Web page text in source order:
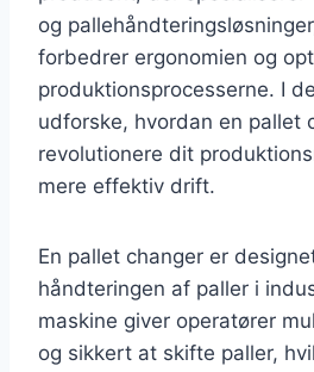
og
forbedrer ergonomien og
produktionsprocesserne. I
udforske, hvordan en pallet
revolutionere dit
mere effektiv drift.
En pallet changer er
håndteringen af paller i
maskine giver operatører
og sikkert at skifte paller,